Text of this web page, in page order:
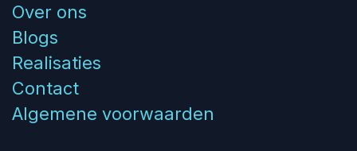
Over ons
Blogs
Realisaties
Contact
Algemene voorwaarden